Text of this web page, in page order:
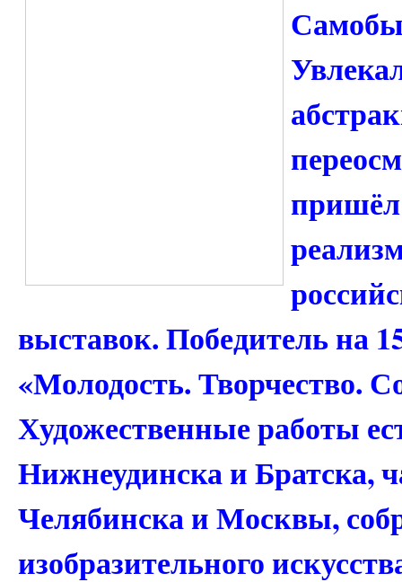
пришёл
выставок. Победитель на
«Молодость. Творчество.
Художественные работы
Нижнеудинска и Братска,
Челябинска и Москвы,
изобразительного